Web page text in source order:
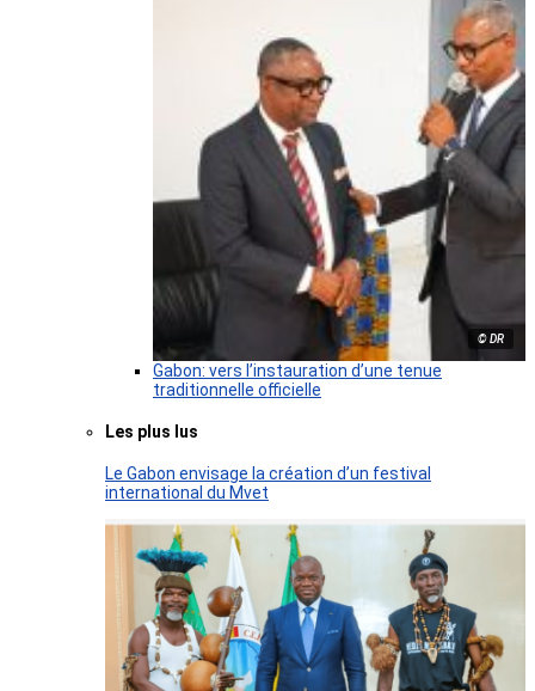
© DR
Gabon: vers l’instauration d’une tenue
traditionnelle officielle
Les plus lus
Le Gabon envisage la création d’un festival
international du Mvet